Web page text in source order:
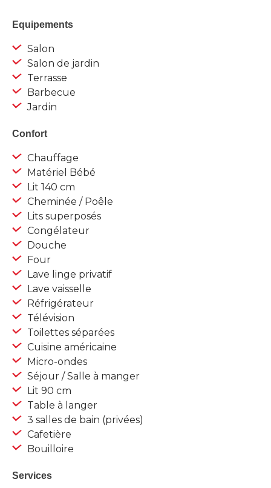
Equipements
Salon
Salon de jardin
Terrasse
Barbecue
Jardin
Confort
Chauffage
Matériel Bébé
Lit 140 cm
Cheminée / Poêle
Lits superposés
Congélateur
Douche
Four
Lave linge privatif
Lave vaisselle
Réfrigérateur
Télévision
Toilettes séparées
Cuisine américaine
Micro-ondes
Séjour / Salle à manger
Lit 90 cm
Table à langer
3 salles de bain (privées)
Cafetière
Bouilloire
Services